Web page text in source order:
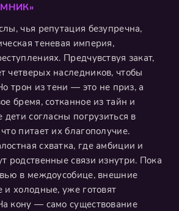
чья репутация безупречна,
теневая империя,
Предчувствуя закат,
четверых наследников, чтобы
трон из тени — это не приз, а
бремя, сотканное из тайн и
дети согласны погрузиться в
питает их благополучие.
схватка, где амбиции и
родственные связи изнутри. Пока
в междоусобице, внешние
и холодные, уже готовят
кону — само существование